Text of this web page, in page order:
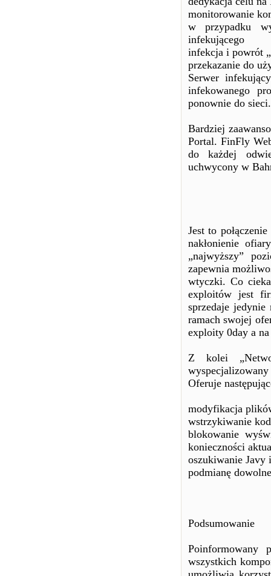
monitorowanie
w przypadku
infekującego
infekcja i powrót
przekazanie do
Serwer
infekowanego
ponownie do sieci.
Bardziej
Portal. FinFly
do każdej
uchwycony w
Jest to
nakłonienie
„najwyższy”
zapewnia
wtyczki. Co
exploitów jest
sprzedaje
ramach swojej
exploity 0day a
Z kolei
Oferuje
modyfikacja
wstrzykiwanie
blokowanie
konieczności
oszukiwanie Javy
podmianę
Podsumowanie
Poinformowany
wszystkich